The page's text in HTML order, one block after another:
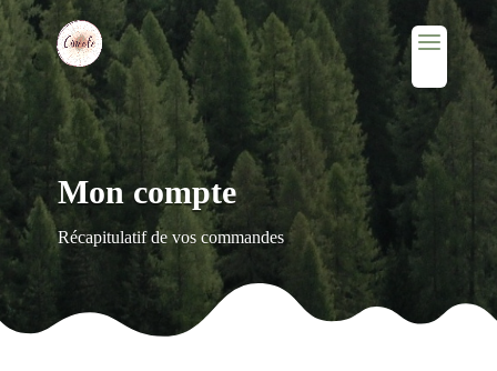
Mon compte
Récapitulatif de vos commandes